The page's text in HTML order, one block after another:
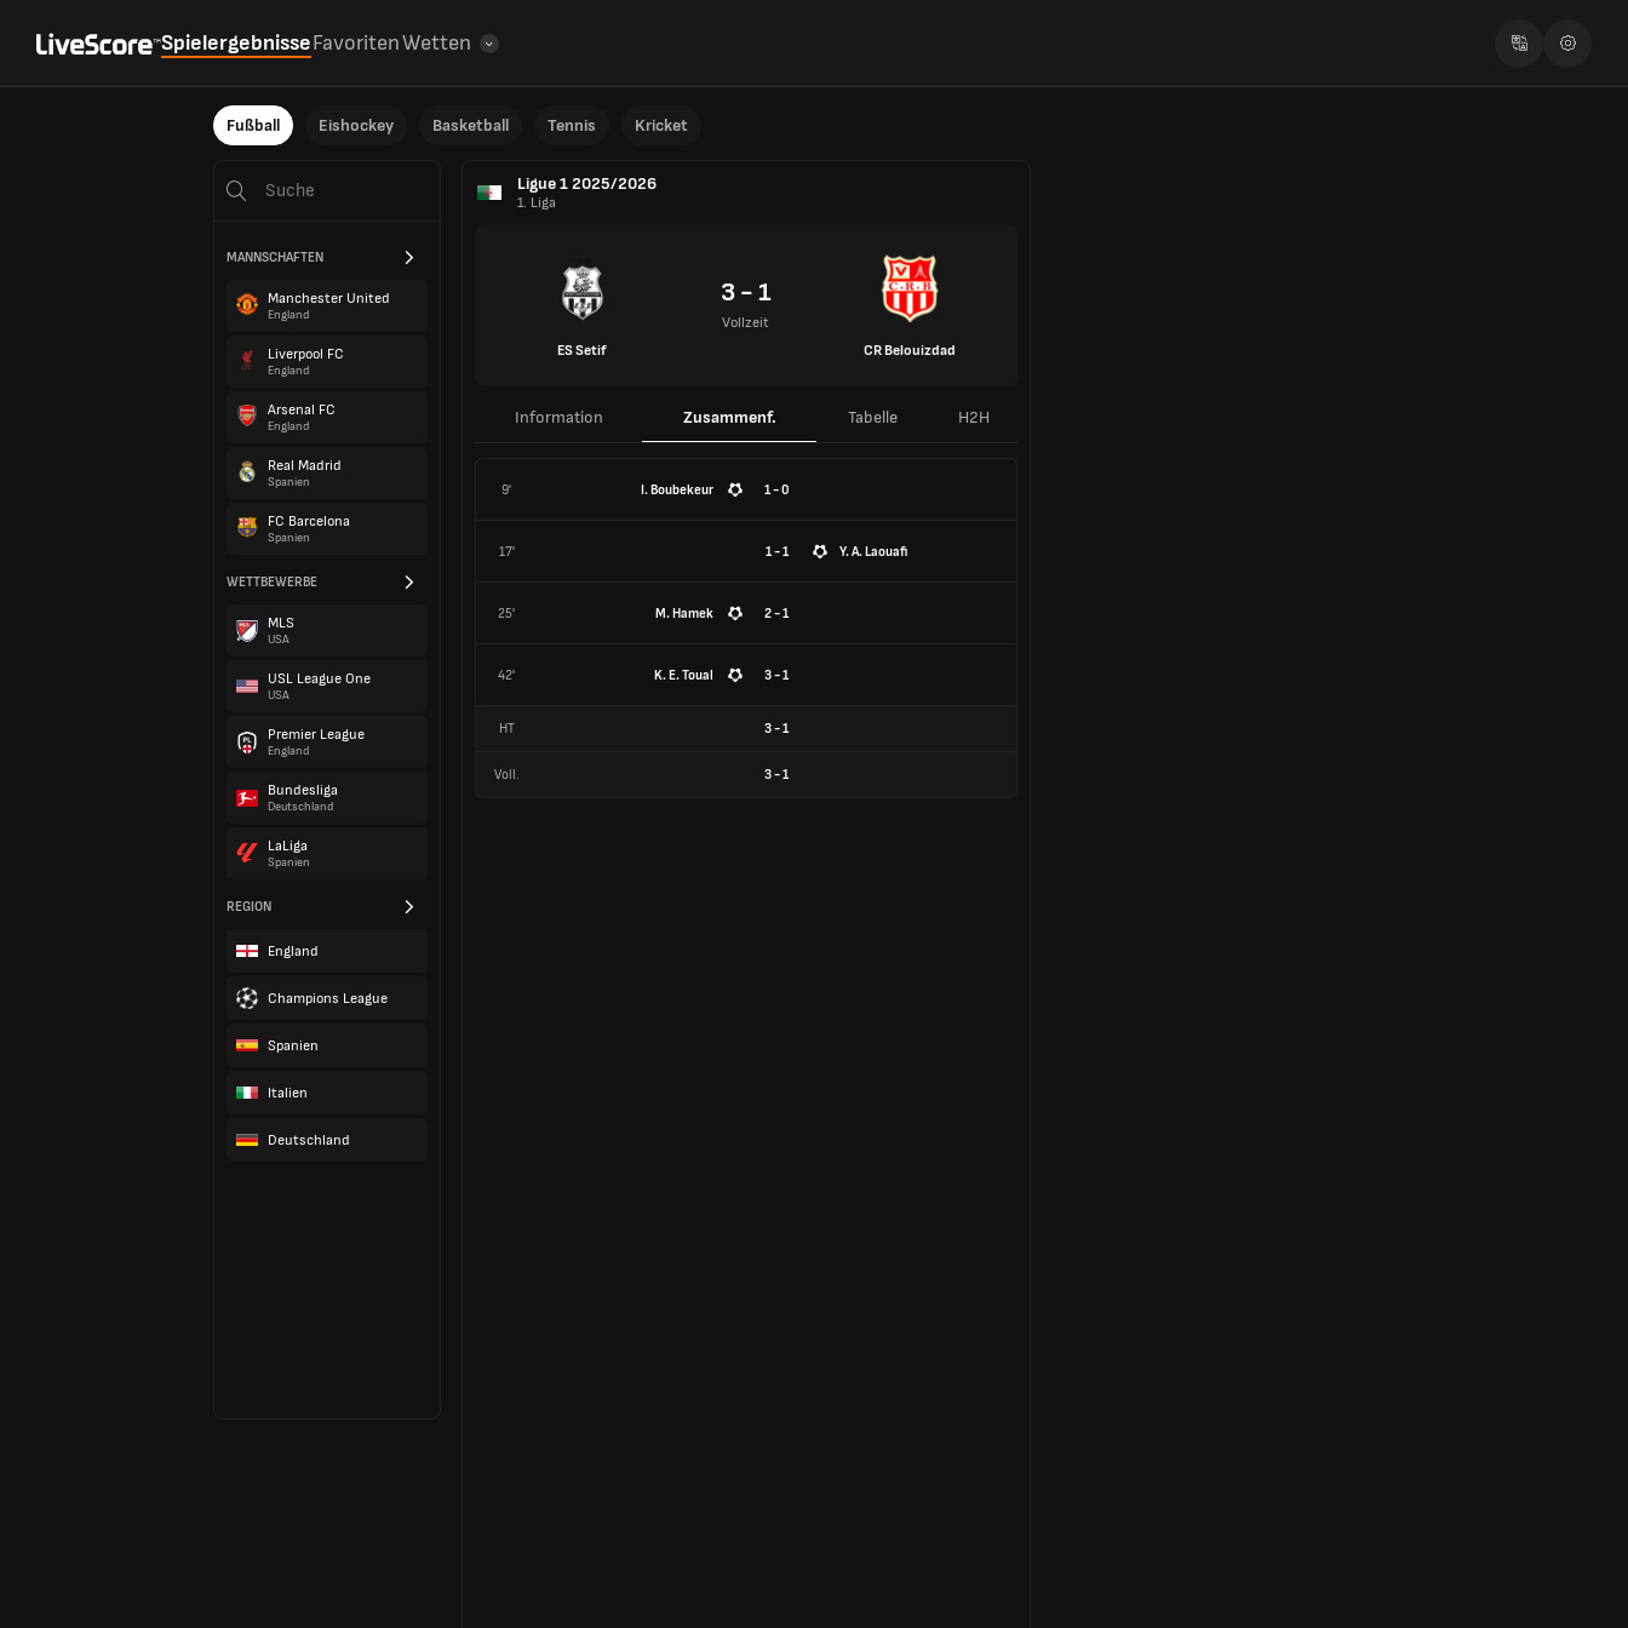
SpielergebnisseFavoritenWetten
Fußball Eishockey Basketball Tennis Kricket
MANNSCHAFTEN
Manchester United
England
Liverpool FC
England
Arsenal FC
England
Real Madrid
Spanien
FC Barcelona
Spanien
WETTBEWERBE
MLS
USA
USL League One
USA
Premier League
England
Bundesliga
Deutschland
LaLiga
Spanien
REGION
England
Champions League
Spanien
Italien
Deutschland
Ligue 1 2025/2026
1. Liga
ES Setif
3 - 1
Vollzeit
CR Belouizdad
Information Zusammenf. Tabelle H2H
9' I. Boubekeur 1 - 0
17' 1 - 1 Y. A. Laouafi
25' M. Hamek 2 - 1
42' K. E. Toual 3 - 1
HT 3-1
Voll. 3-1